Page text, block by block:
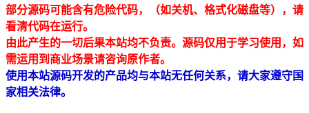
部分源码可能含有危险代码，（如关机、格式化磁盘等），请
看清代码在运行。
由此产生的一切后果本站均不负责。源码仅用于学习使用，如
需运用到商业场景请咨询原作者。
使用本站源码开发的产品均与本站无任何关系，请大家遵守国
家相关法律。